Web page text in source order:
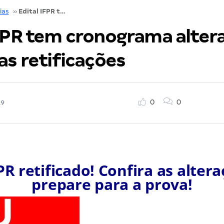
›› Edital IFPR tem cronograma alterado! Confira as retificações
tem cronograma
retificações
0 0
retificado! Confira as
prepare para a prova!